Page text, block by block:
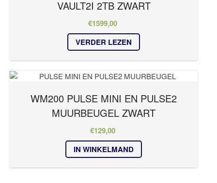
VAULT2I 2TB ZWART
€1599,00
VERDER LEZEN
WM200 PULSE MINI EN PULSE2
MUURBEUGEL ZWART
€129,00
IN WINKELMAND